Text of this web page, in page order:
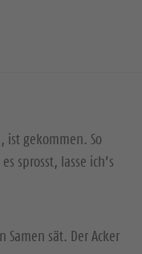
ist gekommen. So
sprosst, lasse ich’s
Samen sät. Der Acker